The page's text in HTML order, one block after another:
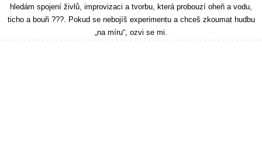
hledám spojení živlů, improvizaci a tvorbu, která probouzí oheň a vodu,
ticho a bouři ???. Pokud se nebojíš experimentu a chceš zkoumat hudbu
„na míru“, ozvi se mi.